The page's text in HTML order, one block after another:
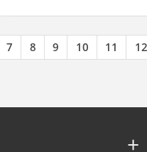
7 8 9 10 11 12